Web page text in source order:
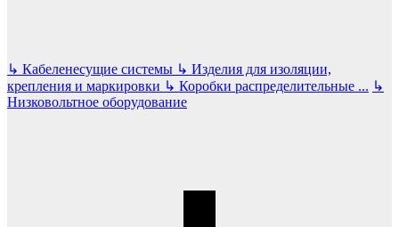
↳ Кабеленесущие системы ↳ Изделия для изоляции,
крепления и маркировки ↳ Коробки распределительные ... ↳
Низковольтное оборудование